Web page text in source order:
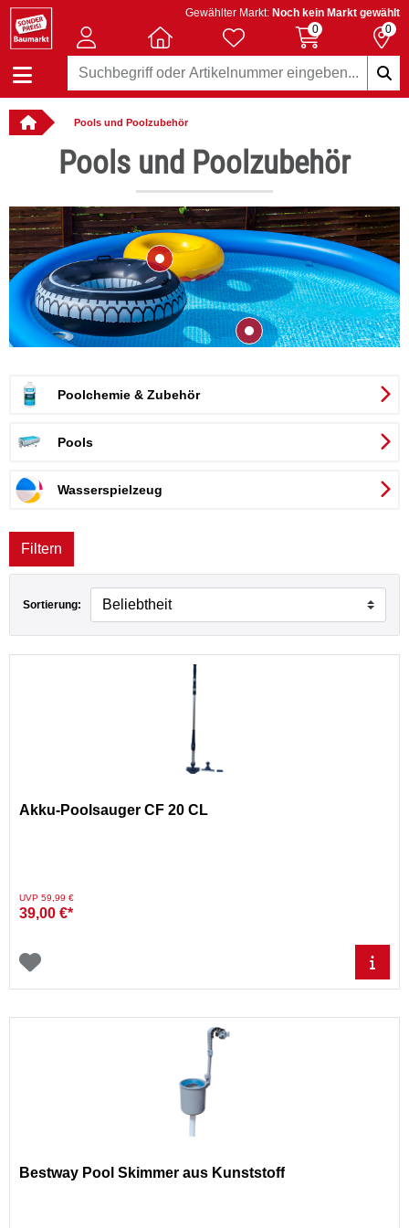
Gewählter Markt: Noch kein Markt gewählt
0
0
Pools und Poolzubehör
Pools und Poolzubehör
Poolchemie & Zubehör
Pools
Wasserspielzeug
Filtern
Sortierung:
Akku-Poolsauger CF 20 CL
Preis reduziert von
UVP 59,99 €auf
39,00 €*
Bestway Pool Skimmer aus Kunststoff